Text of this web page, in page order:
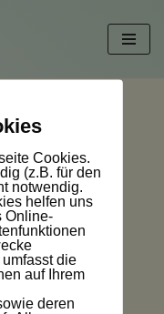
Cookies.
(z.B. für den
notwendig.
helfen uns
Online-
die
auf Ihrem
deren